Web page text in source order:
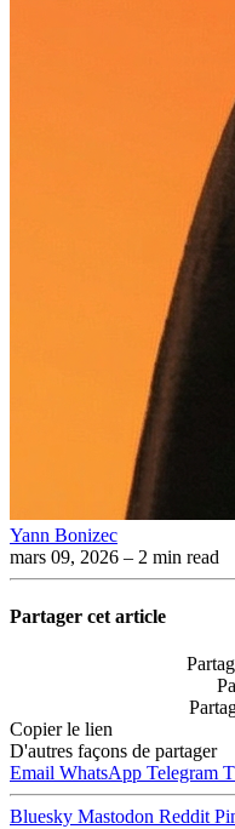
Yann Bonizec
mars 09, 2026 – 2 min read
Partager cet article
Copier le lien
D'autres façons de partager
Email WhatsApp Telegram
Bluesky Mastodon Reddit